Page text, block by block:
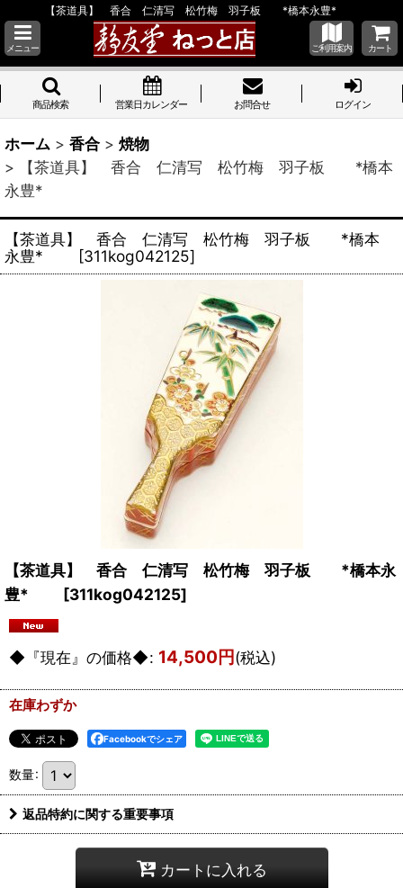
【茶道具】 香合 仁清写 松竹梅 羽子板 *橋本永豊*
メニュー ご利用案内 カート
商品検索 営業日カレンダー お問合せ ログイン
ホーム > 香合 > 焼物
>
【茶道具】 香合 仁清写 松竹梅 羽子板 *橋本
永豊*
【茶道具】 香合 仁清写 松竹梅 羽子板 *橋本
永豊*
[311kog042125]
【茶道具】 香合 仁清写 松竹梅 羽子板 *橋本永
豊*
[311kog042125]
◆『現在』の価格◆: 14,500円(税込)
在庫わずか
Facebookでシェア
数量:
返品特約に関する重要事項
カートに入れる